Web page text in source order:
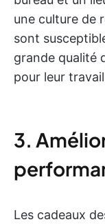
une culture de
sont
grande qualité
pour leur
3.
Les cadeaux